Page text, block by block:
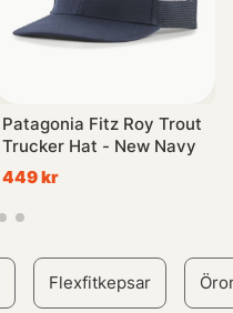
Patagonia Fitz Roy Trout
Trucker Hat - New Navy
449 kr
Flexfitkepsar